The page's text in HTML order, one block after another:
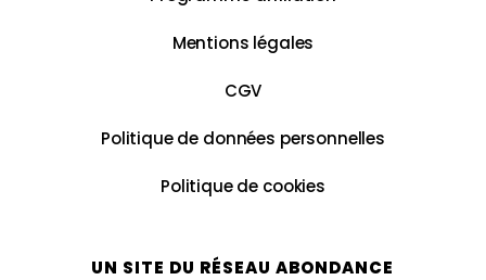
Mentions légales
CGV
Politique de données personnelles
Politique de cookies
UN SITE DU RÉSEAU ABONDANCE